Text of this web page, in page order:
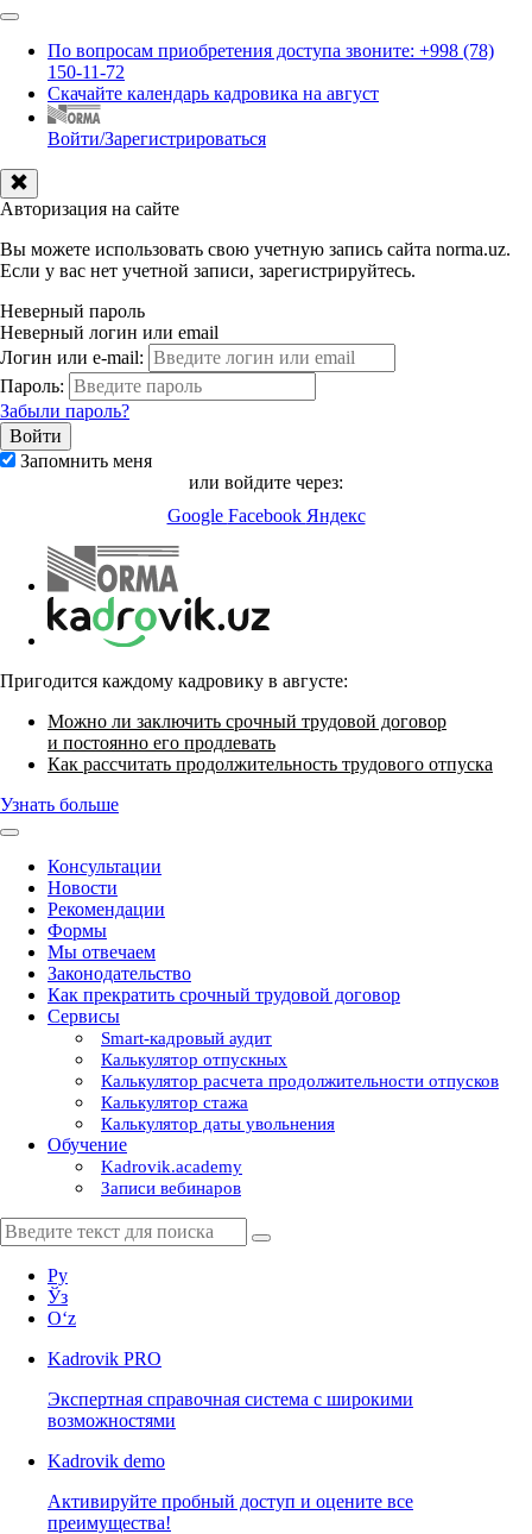
По вопросам приобретения доступа звоните: +998 (78)
150-11-72
Скачайте календарь кадровика на август
Войти/Зарегистрироваться
Авторизация на сайте
Вы можете использовать свою учетную запись сайта norma.uz.
Если у вас нет учетной записи, зарегистрируйтесь.
Неверный пароль
Неверный логин или email
Логин или e-mail:
Пароль:
Забыли пароль?
Запомнить меня
или войдите через:
Google Facebook Яндекс
Пригодится каждому кадровику в августе:
Можно ли заключить срочный трудовой договор
и постоянно его продлевать
Как рассчитать продолжительность трудового отпуска
Узнать больше
Консультации
Новости
Рекомендации
Формы
Мы отвечаем
Законодательство
Как прекратить срочный трудовой договор
Сервисы
Smart-кадровый аудит
Калькулятор отпускных
Калькулятор расчета продолжительности отпусков
Калькулятор стажа
Калькулятор даты увольнения
Обучение
Kadrovik.academy
Записи вебинаров
Ру
Ўз
Oʻz
Kadrovik PRO
Экспертная справочная система с широкими
возможностями
Kadrovik demo
Активируйте пробный доступ и оцените все
преимущества!